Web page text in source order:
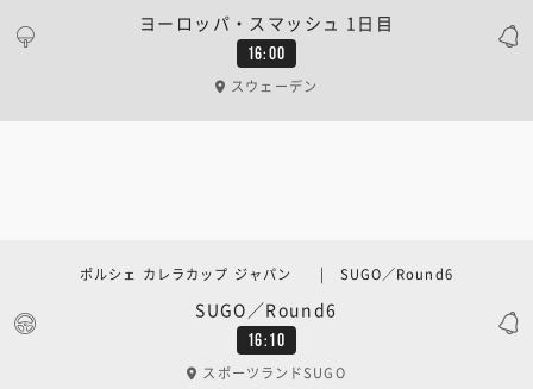
16:00
ヨーロッパ・スマッシュ 1日目
スウェーデン
16:10
SUGO／Round6
ポルシェ カレラカップ ジャパン | SUGO／Round6
スポーツランドSUGO